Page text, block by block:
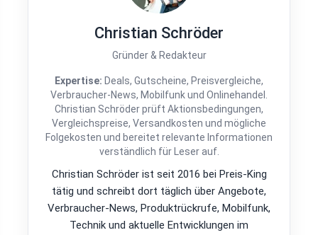
Christian Schröder
Gründer & Redakteur
Expertise: Deals, Gutscheine, Preisvergleiche,
Verbraucher-News, Mobilfunk und Onlinehandel.
Christian Schröder prüft Aktionsbedingungen,
Vergleichspreise, Versandkosten und mögliche
Folgekosten und bereitet relevante Informationen
verständlich für Leser auf.
Christian Schröder ist seit 2016 bei Preis-King
tätig und schreibt dort täglich über Angebote,
Verbraucher-News, Produktrückrufe, Mobilfunk,
Technik und aktuelle Entwicklungen im